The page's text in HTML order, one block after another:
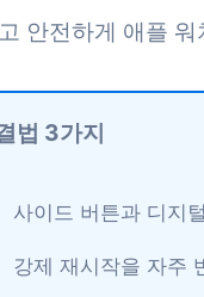
안전하게 애플
법 3가지
사이드 버튼과 디지
강제 재시작을 자주